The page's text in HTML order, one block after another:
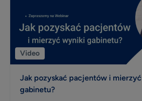
Video
Jak pozyskać pacjentów i
gabinetu?